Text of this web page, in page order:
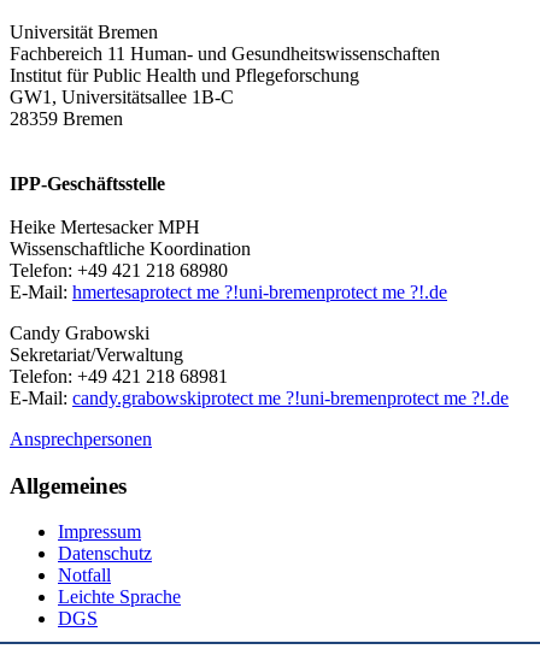
Universität Bremen
Fachbereich 11 Human- und Gesundheitswissenschaften
Institut für Public Health und Pflegeforschung
GW1, Universitätsallee 1B-C
28359 Bremen
IPP-Geschäftsstelle
Heike Mertesacker MPH
Wissenschaftliche Koordination
Telefon: +49 421 218 68980
E-Mail: hmertesaprotect me ?!uni-bremenprotect me ?!.de
Candy Grabowski
Sekretariat/Verwaltung
Telefon: +49 421 218 68981
E-Mail: candy.grabowskiprotect me ?!uni-bremenprotect me ?!.de
Ansprechpersonen
Allgemeines
Impressum
Datenschutz
Notfall
Leichte Sprache
DGS